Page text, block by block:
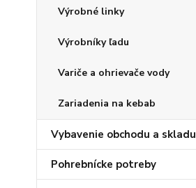
Výrobné linky
Výrobníky ľadu
Variče a ohrievače vody
Zariadenia na kebab
Vybavenie obchodu a skladu
Pohrebnícke potreby